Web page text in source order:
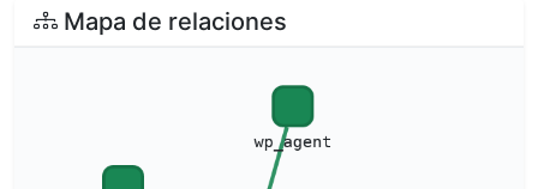
Mapa de relaciones